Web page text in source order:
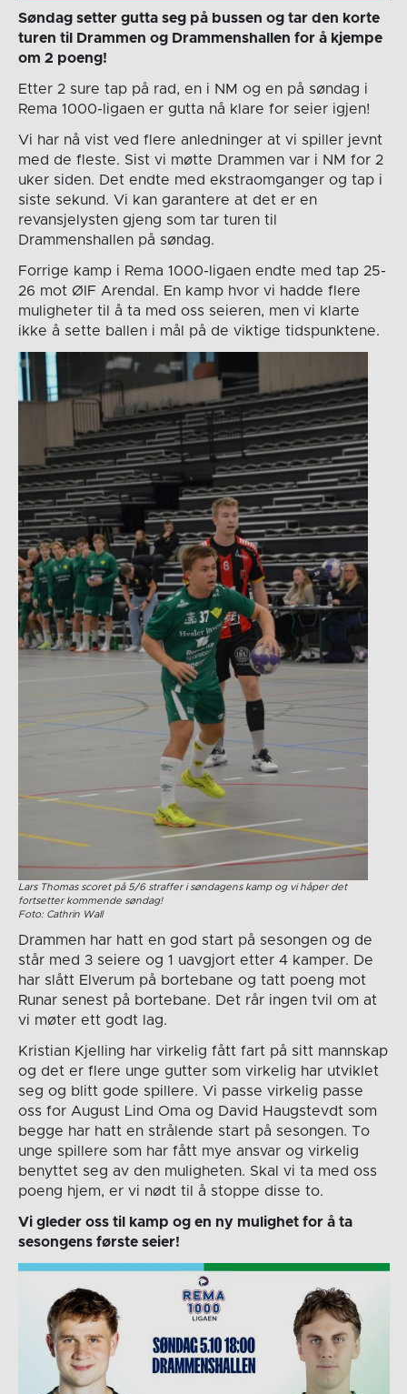
Søndag setter gutta seg på bussen og tar den korte
turen til Drammen og Drammenshallen for å kjempe
om 2 poeng!
Etter 2 sure tap på rad, en i NM og en på søndag i
Rema 1000-ligaen er gutta nå klare for seier igjen!
Vi har nå vist ved flere anledninger at vi spiller jevnt
med de fleste. Sist vi møtte Drammen var i NM for 2
uker siden. Det endte med ekstraomganger og tap i
siste sekund. Vi kan garantere at det er en
revansjelysten gjeng som tar turen til
Drammenshallen på søndag.
Forrige kamp i Rema 1000-ligaen endte med tap 25-
26 mot ØIF Arendal. En kamp hvor vi hadde flere
muligheter til å ta med oss seieren, men vi klarte
ikke å sette ballen i mål på de viktige tidspunktene.
Lars Thomas scoret på 5/6 straffer i søndagens kamp og vi håper det
fortsetter kommende søndag!
Foto: Cathrin Wall
Drammen har hatt en god start på sesongen og de
står med 3 seiere og 1 uavgjort etter 4 kamper. De
har slått Elverum på bortebane og tatt poeng mot
Runar senest på bortebane. Det rår ingen tvil om at
vi møter ett godt lag.
Kristian Kjelling har virkelig fått fart på sitt mannskap
og det er flere unge gutter som virkelig har utviklet
seg og blitt gode spillere. Vi passe virkelig passe
oss for August Lind Oma og David Haugstevdt som
begge har hatt en strålende start på sesongen. To
unge spillere som har fått mye ansvar og virkelig
benyttet seg av den muligheten. Skal vi ta med oss
poeng hjem, er vi nødt til å stoppe disse to.
Vi gleder oss til kamp og en ny mulighet for å ta
sesongens første seier!